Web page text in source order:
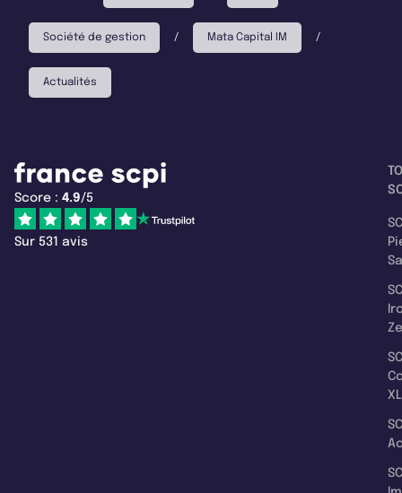
Société de gestion / Mata Capital IM /
Actualités
Score : 4.9/5
Sur 531 avis
XL